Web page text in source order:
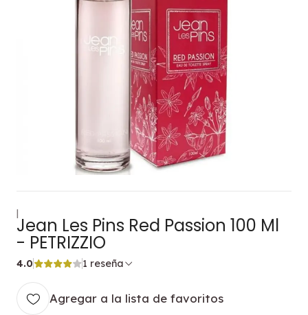
|
Jean Les Pins Red Passion 100 Ml
- PETRIZZIO
4.0 1 reseña
Agregar a la lista de favoritos